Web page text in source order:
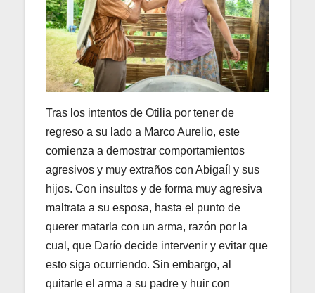
Tras los intentos de Otilia por tener de
regreso a su lado a Marco Aurelio, este
comienza a demostrar comportamientos
agresivos y muy extraños con Abigaíl y sus
hijos. Con insultos y de forma muy agresiva
maltrata a su esposa, hasta el punto de
querer matarla con un arma, razón por la
cual, que Darío decide intervenir y evitar que
esto siga ocurriendo. Sin embargo, al
quitarle el arma a su padre y huir con